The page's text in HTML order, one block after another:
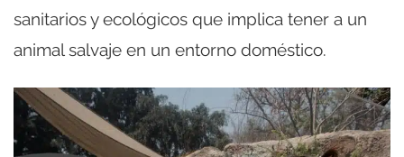
sanitarios y ecológicos que implica tener a un
animal salvaje en un entorno doméstico.